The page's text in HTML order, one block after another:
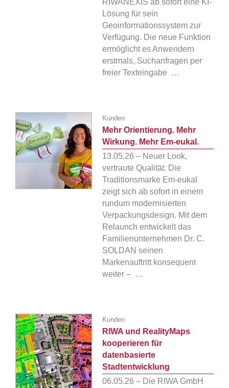
RIWANEXIS ab sofort eine KI-
Lösung für sein
Geoinformationssystem zur
Verfügung. Die neue Funktion
ermöglicht es Anwendern
erstmals, Suchanfragen per
freier Texteingabe …
Kunden
Mehr Orientierung. Mehr
Wirkung. Mehr Em-eukal.
13.05.26 – Neuer Look,
vertraute Qualität: Die
Traditionsmarke Em-eukal
zeigt sich ab sofort in einem
rundum modernisierten
Verpackungsdesign. Mit dem
Relaunch entwickelt das
Familienunternehmen Dr. C.
SOLDAN seinen
Markenauftritt konsequent
weiter – …
Kunden
RIWA und RealityMaps
kooperieren für
datenbasierte
Stadtentwicklung
06.05.26 – Die RIWA GmbH